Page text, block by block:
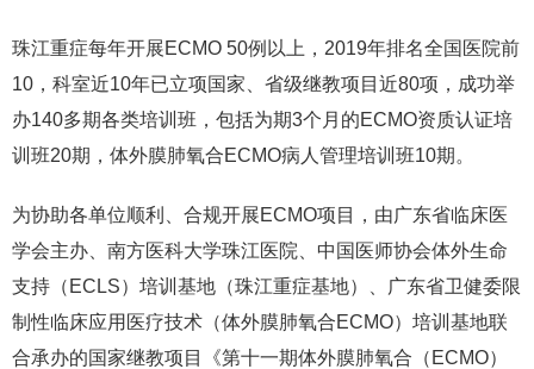
珠江重症每年开展ECMO 50例以上，2019年排名全国医院前
10，科室近10年已立项国家、省级继教项目近80项，成功举
办140多期各类培训班，包括为期3个月的ECMO资质认证培
训班20期，体外膜肺氧合ECMO病人管理培训班10期。
为协助各单位顺利、合规开展ECMO项目，由广东省临床医
学会主办、南方医科大学珠江医院、中国医师协会体外生命
支持（ECLS）培训基地（珠江重症基地）、广东省卫健委限
制性临床应用医疗技术（体外膜肺氧合ECMO）培训基地联
合承办的国家继教项目《第十一期体外膜肺氧合（ECMO）